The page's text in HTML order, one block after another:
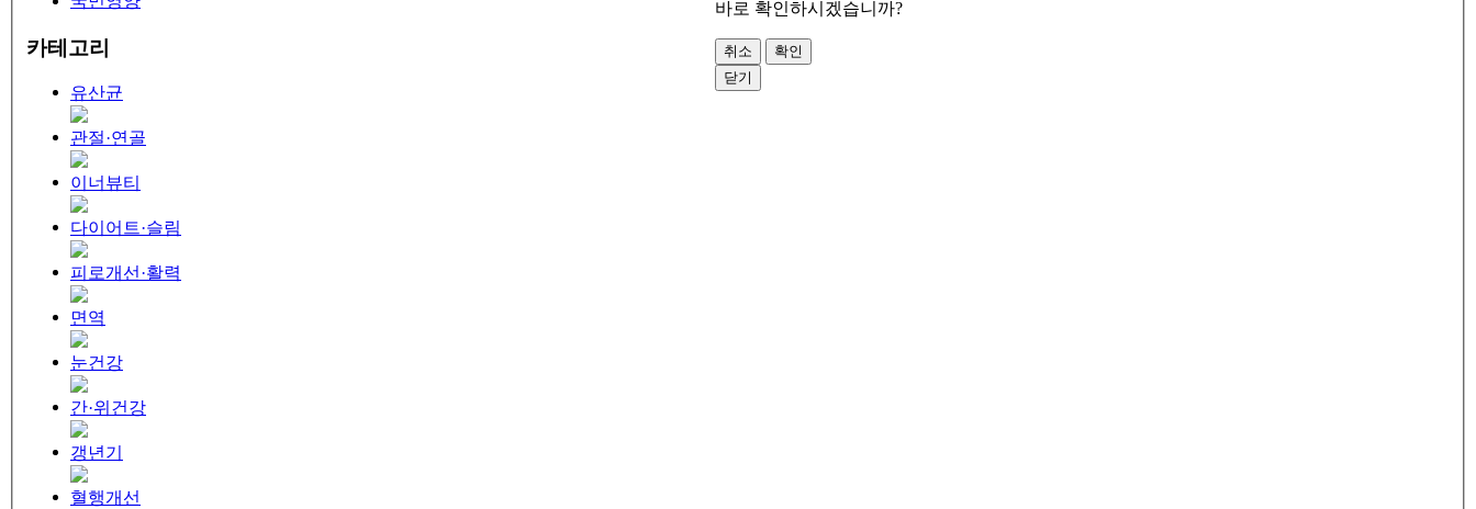
카테고리
유산균
관절·연골
이너뷰티
다이어트·슬림
피로개선·활력
면역
눈건강
간·위건강
갱년기
혈행개선
바로 확인하시겠습니까?
취소
확인
닫기